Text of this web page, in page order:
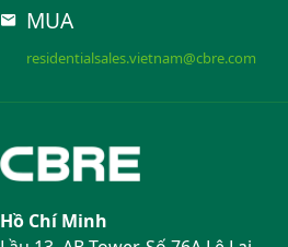
MUA
residentialsales.vietnam@cbre.com
Hồ Chí Minh